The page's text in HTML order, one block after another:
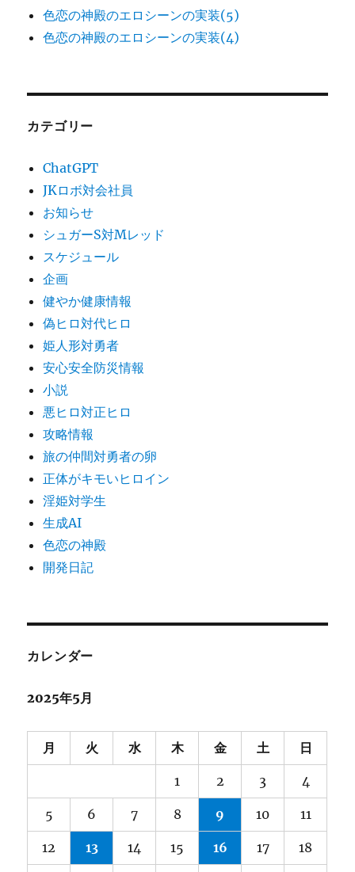
色恋の神殿のエロシーンの実装(5)
色恋の神殿のエロシーンの実装(4)
カテゴリー
ChatGPT
JKロボ対会社員
お知らせ
シュガーS対Mレッド
スケジュール
企画
健やか健康情報
偽ヒロ対代ヒロ
姫人形対勇者
安心安全防災情報
小説
悪ヒロ対正ヒロ
攻略情報
旅の仲間対勇者の卵
正体がキモいヒロイン
淫姫対学生
生成AI
色恋の神殿
開発日記
カレンダー
2025年5月
月 火 水 木 金 土 日
1 2 3 4
5 6 7 8 9 10 11
12 13 14 15 16 17 18